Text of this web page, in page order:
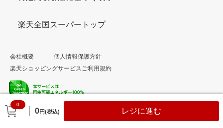
0
0円(税込) レジに進む
楽天全国スーパートップ
会社概要
個人情報保護方針
楽天ショッピングサービスご利用規約
© Rakuten Group, Inc.